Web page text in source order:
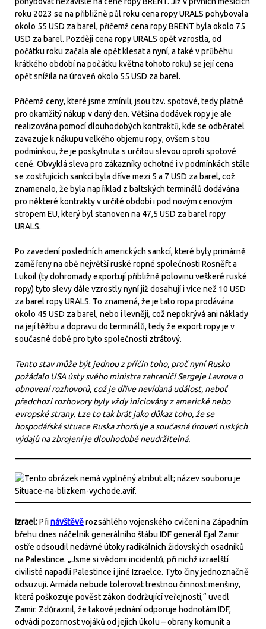
roku 2023 se na přibližně půl roku cena ropy URALS pohybovala
okolo 55 USD za barel, přičemž cena ropy BRENT byla okolo 75
USD za barel. Později cena ropy URALS opět vzrostla, od
počátku roku začala ale opět klesat a nyní, a také v průběhu
krátkého období na počátku května tohoto roku) se její cena
opět snížila na úroveň okolo 55 USD za barel.
Přičemž ceny, které jsme zmínili, jsou tzv. spotové, tedy platné
pro okamžitý nákup v daný den. Většina dodávek ropy je ale
realizována pomocí dlouhodobých kontraktů, kde se odběratel
zavazuje k nákupu velkého objemu ropy, ovšem s tou
podmínkou, že je poskytnuta s určitou slevou oproti spotové
ceně. Obvyklá sleva pro zákazníky ochotné i v podmínkách stále
se zostřujících sankcí byla dříve mezi 5 a 7 USD za barel, což
znamenalo, že byla například z baltských terminálů dodávána
pro některé kontrakty v určité období i pod novým cenovým
stropem EU, který byl stanoven na 47,5 USD za barel ropy
URALS.
Po zavedení posledních amerických sankcí, které byly primárně
zaměřeny na obě největší ruské ropné společnosti Rosněft a
Lukoil (ty dohromady exportují přibližně polovinu veškeré ruské
ropy) tyto slevy dále vzrostly nyní již dosahují i více než 10 USD
za barel ropy URALS. To znamená, že je tato ropa prodávána
okolo 45 USD za barel, nebo i levněji, což nepokrývá ani náklady
na její těžbu a dopravu do terminálů, tedy že export ropy je v
současné době pro tyto společnosti ztrátový.
Tento stav může být jednou z příčin toho, proč nyní Rusko
požádalo USA ústy svého ministra zahraničí Sergeje Lavrova o
obnovení rozhovorů, což je dříve nevídaná událost, neboť
předchozí rozhovory byly vždy iniciovány z americké nebo
evropské strany. Lze to tak brát jako důkaz toho, že se
hospodářská situace Ruska zhoršuje a současná úroveň ruských
výdajů na zbrojení je dlouhodobě neudržitelná.
Izrael:Přinávštěvěrozsáhlého vojenského cvičení na Západním
břehu dnes náčelník generálního štábu IDF generál Ejal Zamir
ostře odsoudil nedávné útoky radikálních židovských osadníků
na Palestince. „Jsme si vědomi incidentů, při nichž izraelští
civilisté napadli Palestince i jiné Izraelce. Tyto činy jednoznačně
odsuzuji. Armáda nebude tolerovat trestnou činnost menšiny,
která poškozuje pověst zákon dodržující veřejnosti,“ uvedl
Zamir. Zdůraznil, že takové jednání odporuje hodnotám IDF,
odvádí pozornost vojáků od jejich úkolu – obrany komunit a